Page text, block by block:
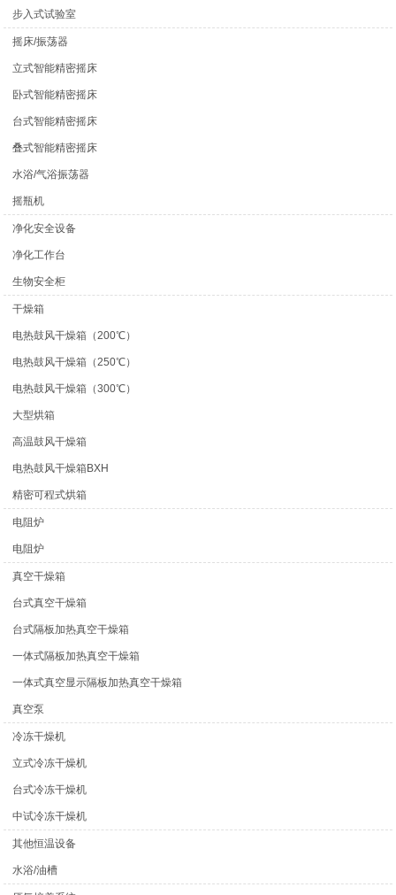
步入式试验室
摇床/振荡器
立式智能精密摇床
卧式智能精密摇床
台式智能精密摇床
叠式智能精密摇床
水浴/气浴振荡器
摇瓶机
净化安全设备
净化工作台
生物安全柜
干燥箱
电热鼓风干燥箱（200℃）
电热鼓风干燥箱（250℃）
电热鼓风干燥箱（300℃）
大型烘箱
高温鼓风干燥箱
电热鼓风干燥箱BXH
精密可程式烘箱
电阻炉
电阻炉
真空干燥箱
台式真空干燥箱
台式隔板加热真空干燥箱
一体式隔板加热真空干燥箱
一体式真空显示隔板加热真空干燥箱
真空泵
冷冻干燥机
立式冷冻干燥机
台式冷冻干燥机
中试冷冻干燥机
其他恒温设备
水浴/油槽